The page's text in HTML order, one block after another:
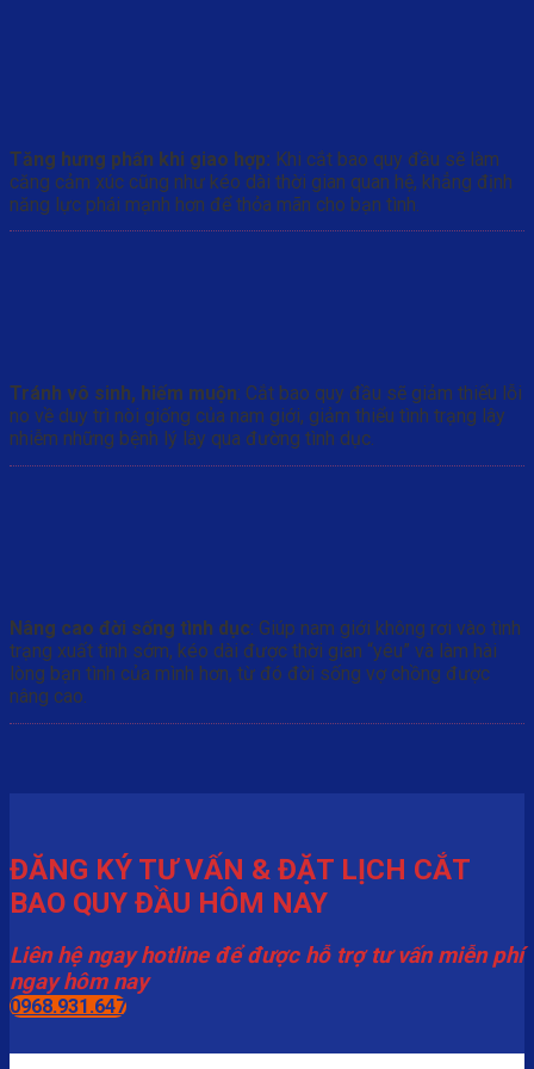
Tăng hưng phấn khi giao hợp: Khi cắt bao quy đầu sẽ làm
căng cảm xúc cũng như kéo dài thời gian quan hệ, khẳng định
năng lực phái mạnh hơn để thỏa mãn cho bạn tình.
Tránh vô sinh, hiếm muộn: Cắt bao quy đầu sẽ giảm thiểu lỗi
no về duy trì nòi giống của nam giới, giảm thiểu tình trạng lây
nhiễm những bệnh lý lây qua đường tình dục.
Nâng cao đời sống tình dục: Giúp nam giới không rơi vào tình
trạng xuất tinh sớm, kéo dài được thời gian “yêu” và làm hài
lòng bạn tình của mình hơn, từ đó đời sống vợ chồng được
nâng cao.
ĐĂNG KÝ TƯ VẤN & ĐẶT LỊCH CẮT
BAO QUY ĐẦU HÔM NAY
Liên hệ ngay hotline để được hỗ trợ tư vấn miễn phí
ngay hôm nay
0968.931.647